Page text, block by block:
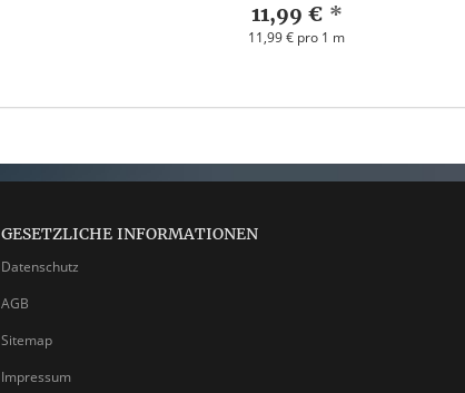
11,99 € *
11,99 € pro 1 m
GESETZLICHE INFORMATIONEN
Datenschutz
AGB
Sitemap
Impressum